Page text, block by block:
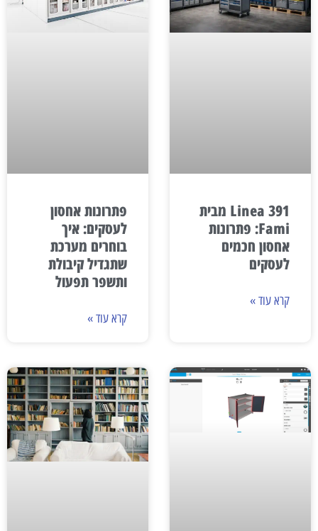
Linea 391 מבית
Fami: פתרונות
אחסון חכמים
לעסקים
קרא עוד »
פתרונות אחסון
לעסקים: איך
בוחרים מערכת
שתגדיל קיבולת
ותשפר תפעול
קרא עוד »